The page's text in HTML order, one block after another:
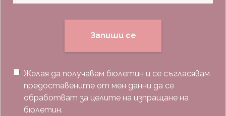
Запиши се
Желая да получавам бюлетин и се съгласявам
предоставените от мен данни да се
обработват за целите на изпращане на
бюлетин.